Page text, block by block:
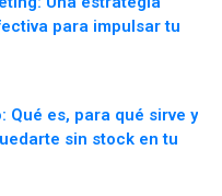
para impulsar tu
Qué es, para qué sirve y
sin stock en tu